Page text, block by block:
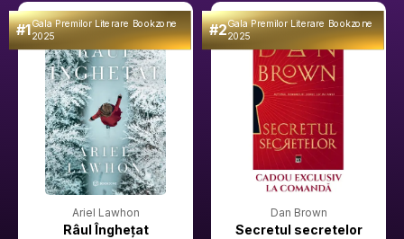
#1Gala Premilor Literare Bookzone
2025
Ariel Lawhon
Râul Înghețat
#2Gala Premilor Literare Bookzone
2025
Dan Brown
Secretul secretelor